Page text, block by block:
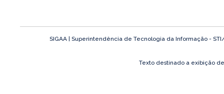
SIGAA | Superintendência de Tecnologia da Informação -
Texto destinado a exibição